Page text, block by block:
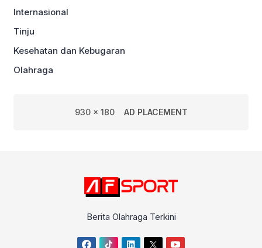
Internasional
Tinju
Kesehatan dan Kebugaran
Olahraga
930 x 180 AD PLACEMENT
Berita Olahraga Terkini